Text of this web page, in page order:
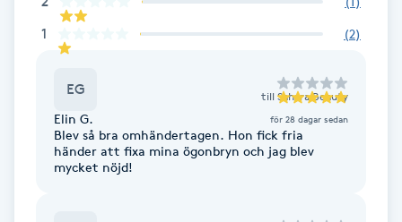
Gel naglar
Gelenaglar
1 (2)
EG till Sahara Beauty
Elin G. för 28 dagar sedan
Blev så bra omhändertagen. Hon fick fria
händer att fixa mina ögonbryn och jag blev
mycket nöjd!